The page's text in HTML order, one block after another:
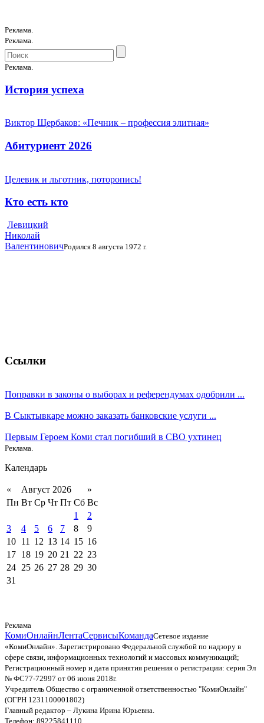
Реклама.
Реклама.
Реклама.
История успеха
Виктор Щербаков: «Печник – профессия элитная»
Абитуриент 2026
Целевик и льготник, поторопись!
Кто есть кто
Левицкий
Николай
ВалентиновичРодился 8 августа 1972 г.
Ссылки
Поправки в законы о выборах и референдумах одобрили ...
В Сыктывкаре можно заказать банковские услуги ...
Первым Героем Коми стал погибший в СВО ухтинец
Реклама.
Календарь
« Август 2026
»
Пн Вт Ср Чт Пт Сб Вс
1
2
3
4 5 6 7 8
9
10 11 12 13 14 15 16
17 18 19 20 21 22 23
24 25 26 27 28 29 30
31
Реклама
КомиОнлайнЛентаСервисыКомандаСетевое издание
«КомиОнлайн». Зарегистрировано Федеральной службой по надзору в
сфере связи, информационных технологий и массовых коммуникаций;
Регистрационный номер и дата принятия решения о регистрации: серия Эл
№ ФС77-72997 от 06 июня 2018г.
Учредитель Общество с ограниченной ответственностью "КомиОнлайн"
(ОГРН 1231100001802)
Главный редактор – Лукина Ирина Юрьевна.
Телефон: 89225841110